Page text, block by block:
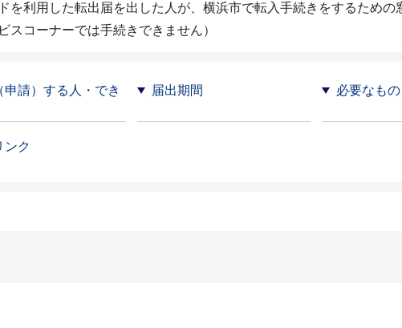
を利用した転出届を出した人が、横浜市で転入手続きをするため
コーナーでは手続きできません）
申請）する人・でき
届出期間 必要なもの
ンク